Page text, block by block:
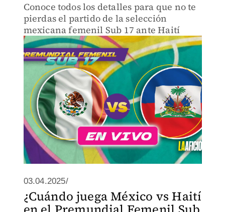
Conoce todos los detalles para que no te
pierdas el partido de la selección
mexicana femenil Sub 17 ante Haití
03.04.2025/
¿Cuándo juega México vs Haití